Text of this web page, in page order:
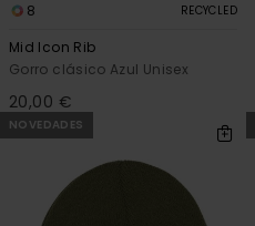
8 RECYCLED
Mid Icon Rib
Gorro clásico Azul Unisex
20,00 €
NOVEDADES